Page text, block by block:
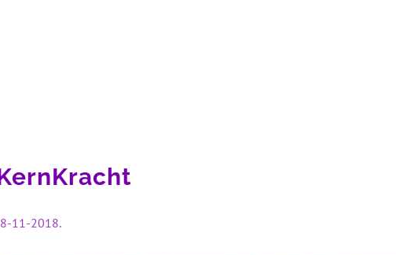
11-2018.